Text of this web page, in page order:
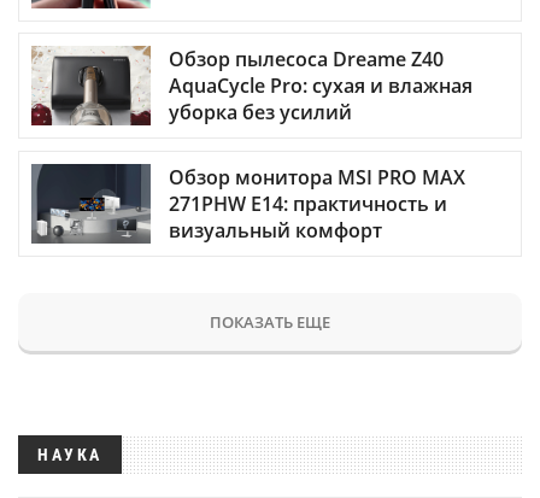
Обзор пылесоса Dreame Z40
AquaCycle Pro: сухая и влажная
уборка без усилий
Обзор монитора MSI PRO MAX
271PHW E14: практичность и
визуальный комфорт
ПОКАЗАТЬ ЕЩЕ
НАУКА